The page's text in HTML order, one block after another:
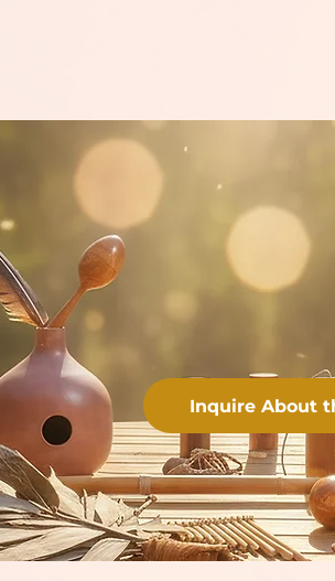
Inquire About